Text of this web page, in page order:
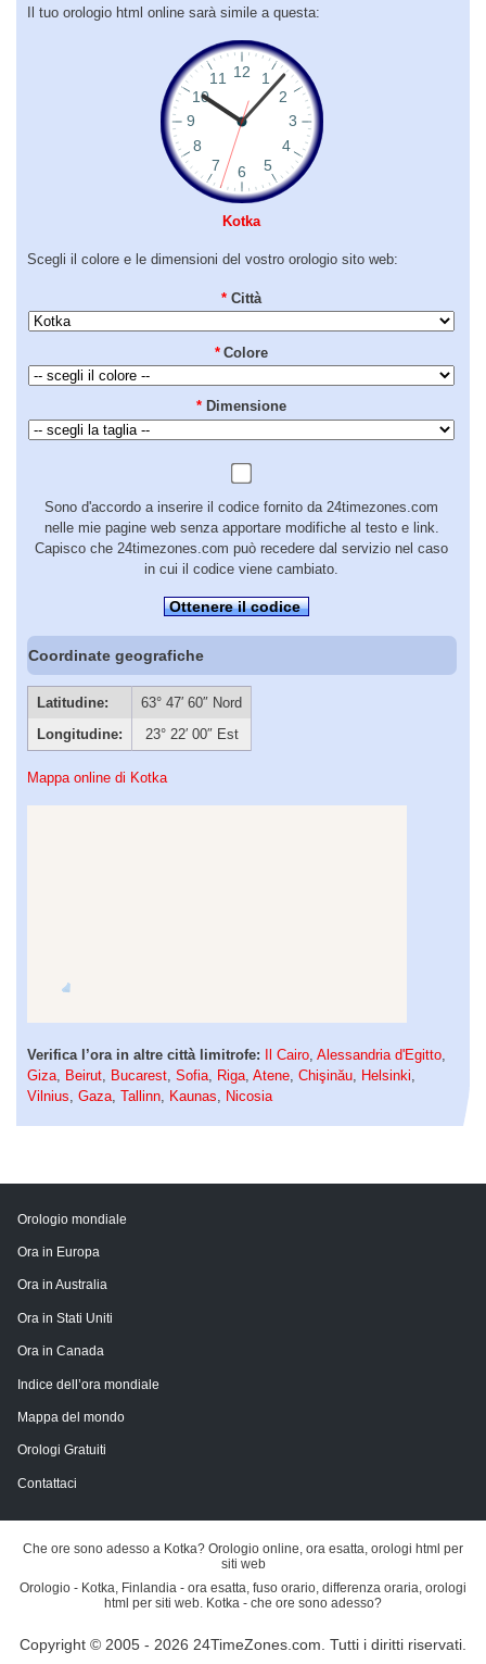
Il tuo orologio html online sarà simile a questa:
Kotka
Scegli il colore e le dimensioni del vostro orologio sito web:
* Città
* Colore
* Dimensione
Sono d'accordo a inserire il codice fornito da 24timezones.com
nelle mie pagine web senza apportare modifiche al testo e link.
Capisco che 24timezones.com può recedere dal servizio nel caso
in cui il codice viene cambiato.
Ottenere il codice
Coordinate geografiche
Latitudine:
63° 47′ 60″ Nord
Longitudine:
23° 22′ 00″ Est
Mappa online di Kotka
Verifica l’ora in altre città limitrofe: Il Cairo, Alessandria d'Egitto,
Giza, Beirut, Bucarest, Sofia, Riga, Atene, Chişinău, Helsinki,
Vilnius, Gaza, Tallinn, Kaunas, Nicosia
Orologio mondiale
Ora in Europa
Ora in Australia
Ora in Stati Uniti
Ora in Canada
Indice dell’ora mondiale
Mappa del mondo
Orologi Gratuiti
Contattaci
Che ore sono adesso a Kotka? Orologio online, ora esatta, orologi html per
siti web
Orologio - Kotka, Finlandia - ora esatta, fuso orario, differenza oraria, orologi
html per siti web. Kotka - che ore sono adesso?
Copyright © 2005 - 2026 24TimeZones.com. Tutti i diritti riservati.